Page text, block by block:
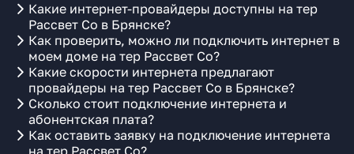
Какие интернет-провайдеры доступны на тер
Рассвет Со в Брянске?
Как проверить, можно ли подключить интернет в
моем доме на тер Рассвет Со?
Какие скорости интернета предлагают
провайдеры на тер Рассвет Со в Брянске?
Сколько стоит подключение интернета и
абонентская плата?
Как оставить заявку на подключение интернета
на тер Рассвет Со?